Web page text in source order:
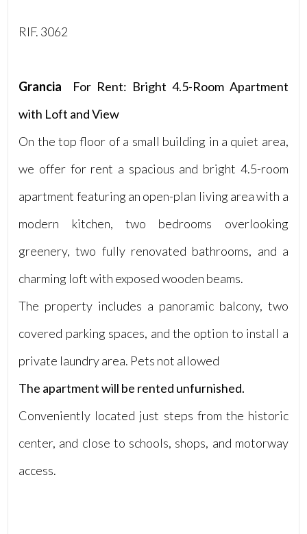
RIF. 3062
Grancia  For Rent: Bright 4.5-Room Apartment
with Loft and View
On the top floor of a small building in a quiet area,
we offer for rent a spacious and bright 4.5-room
apartment featuring an open-plan living area with a
modern kitchen, two bedrooms overlooking
greenery, two fully renovated bathrooms, and a
charming loft with exposed wooden beams.
The property includes a panoramic balcony, two
covered parking spaces, and the option to install a
private laundry area. Pets not allowed
The apartment will be rented unfurnished.
Conveniently located just steps from the historic
center, and close to schools, shops, and motorway
access.
1
2
4
5+
Camere
minime
Qualsiasi
1